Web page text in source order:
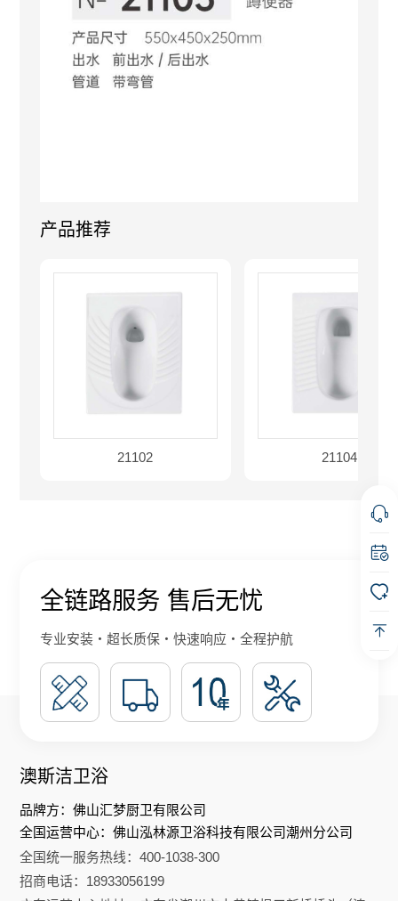
产品推荐
21102 21104
全链路服务 售后无忧
专业安装・超长质保・快速响应・全程护航
澳斯洁卫浴
品牌方：佛山汇梦厨卫有限公司
全国运营中心：佛山泓林源卫浴科技有限公司潮州分公司
全国统一服务热线：400-1038-300
招商电话：18933056199